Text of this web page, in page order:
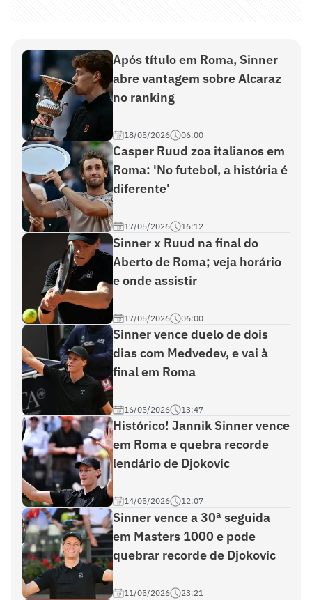
Após título em Roma, Sinner
abre vantagem sobre Alcaraz
no ranking
18/05/2026 06:00
Casper Ruud zoa italianos em
Roma: 'No futebol, a história é
diferente'
17/05/2026 16:12
Sinner x Ruud na final do
Aberto de Roma; veja horário
e onde assistir
17/05/2026 06:00
Sinner vence duelo de dois
dias com Medvedev, e vai à
final em Roma
16/05/2026 13:47
Histórico! Jannik Sinner vence
em Roma e quebra recorde
lendário de Djokovic
14/05/2026 12:07
Sinner vence a 30ª seguida
em Masters 1000 e pode
quebrar recorde de Djokovic
11/05/2026 23:21